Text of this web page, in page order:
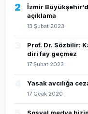
2
İzmir
açıklama
13 Şubat 2023
Prof. Dr. Sözbilir:
diri fay geçmez
17 Şubat 2023
Yasak avcılığa
17 Ocak 2020